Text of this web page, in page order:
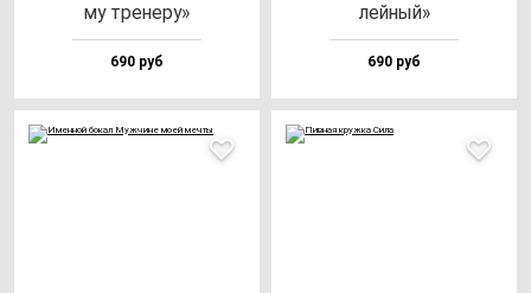
му тре­не­ру»
690 руб
лей­ный»
690 руб